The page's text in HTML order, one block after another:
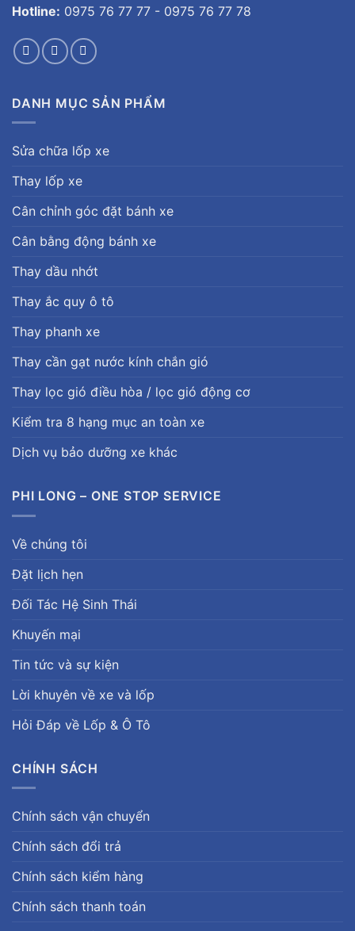
Hotline: 0975 76 77 77 - 0975 76 77 78
DANH MỤC SẢN PHẨM
Sửa chữa lốp xe
Thay lốp xe
Cân chỉnh góc đặt bánh xe
Cân bằng động bánh xe
Thay dầu nhớt
Thay ắc quy ô tô
Thay phanh xe
Thay cần gạt nước kính chắn gió
Thay lọc gió điều hòa / lọc gió động cơ
Kiểm tra 8 hạng mục an toàn xe
Dịch vụ bảo dưỡng xe khác
PHI LONG – ONE STOP SERVICE
Về chúng tôi
Đặt lịch hẹn
Đối Tác Hệ Sinh Thái
Khuyến mại
Tin tức và sự kiện
Lời khuyên về xe và lốp
Hỏi Đáp về Lốp & Ô Tô
CHÍNH SÁCH
Chính sách vận chuyển
Chính sách đổi trả
Chính sách kiểm hàng
Chính sách thanh toán